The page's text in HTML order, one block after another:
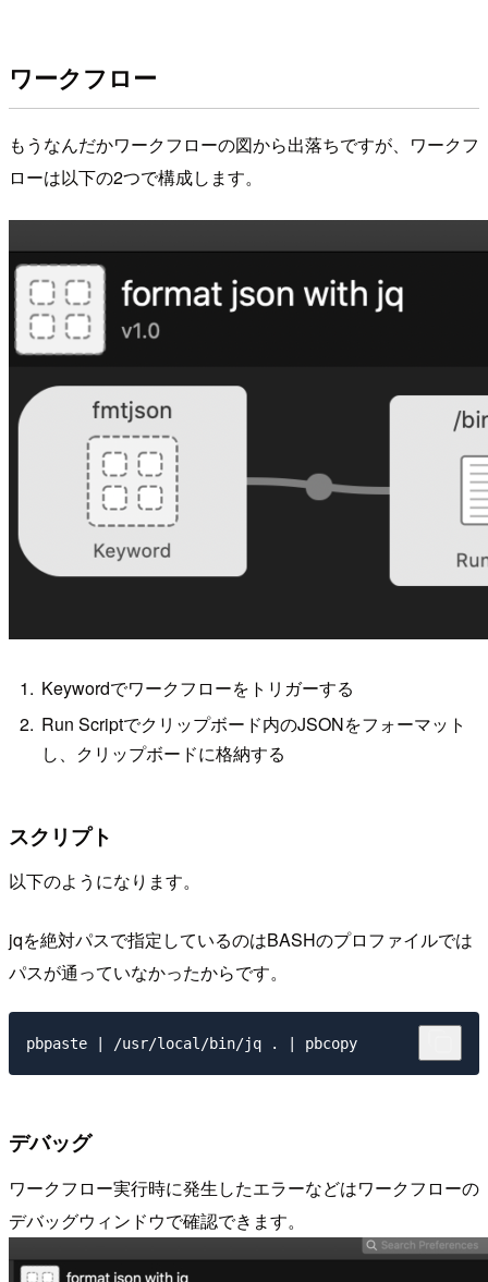
ワークフロー
もうなんだかワークフローの図から出落ちですが、ワークフ
ローは以下の2つで構成します。
Keywordでワークフローをトリガーする
Run Scriptでクリップボード内のJSONをフォーマット
し、クリップボードに格納する
スクリプト
以下のようになります。
jqを絶対パスで指定しているのはBASHのプロファイルでは
パスが通っていなかったからです。
デバッグ
ワークフロー実行時に発生したエラーなどはワークフローの
デバッグウィンドウで確認できます。